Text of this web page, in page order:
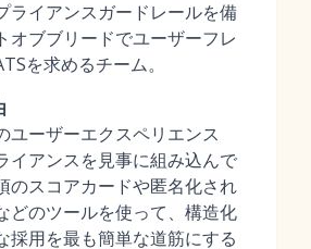
ライアンスガードレールを備
オブブリードでユーザーフレ
を求めるチーム。
ユーザーエクスペリエンス
イアンスを見事に組み込んで
のスコアカードや匿名化され
どのツールを使って、構造化
採用を最も簡単な道筋にする